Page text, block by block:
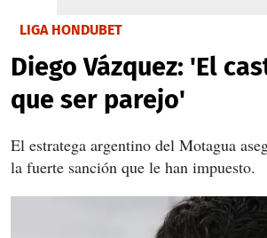
LIGA HONDUBET
Diego Vázquez: 'El
que ser parejo'
El estratega argentino del Motagua
la fuerte sanción que le han impuesto.